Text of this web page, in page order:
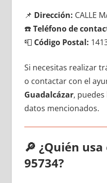
📌 Dirección: CALLE
☎️Teléfono dе
📮 Código Postal:
Si necesitas realizar
ο contactar сοn el
Guadalcázar, puedes
datos mencionados.
🔎 ¿Quién
95734?